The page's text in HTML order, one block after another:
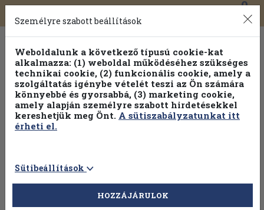
Toggle
navigation
0
Személyre szabott beállítások
Weboldalunk a következő típusú cookie-kat
alkalmazza: (1) weboldal működéséhez szükséges
technikai cookie, (2) funkcionális cookie, amely a
szolgáltatás igénybe vételét teszi az Ön számára
könnyebbé és gyorsabbá, (3) marketing cookie,
amely alapján személyre szabott hirdetésekkel
kereshetjük meg Önt. A sütiszabályzatunkat itt
érheti el.
Sütibeállítások
HOZZÁJÁRULOK